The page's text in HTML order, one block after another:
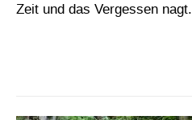
Zeit und das Vergessen nagt.